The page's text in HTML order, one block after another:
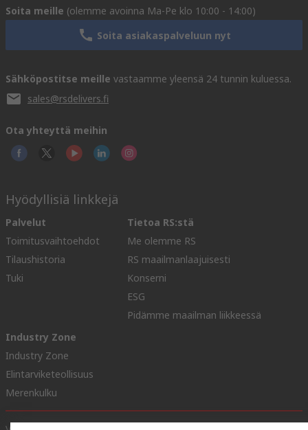
Soita meille (olemme avoinna Ma-Pe klo 10:00 - 14:00)
Soita asiakaspalveluun nyt
Sähköpostitse meille vastaamme yleensä 24 tunnin kuluessa.
sales@rsdelivers.fi
Ota yhteyttä meihin
Hyödyllisiä linkkejä
Palvelut
Toimitusvaihtoehdot
Tilaushistoria
Tuki
Tietoa RS:stä
Me olemme RS
RS maailmanlaajuisesti
Konserni
ESG
Pidämme maailman liikkeessä
Industry Zone
Industry Zone
Elintarviketeollisuus
Merenkulku